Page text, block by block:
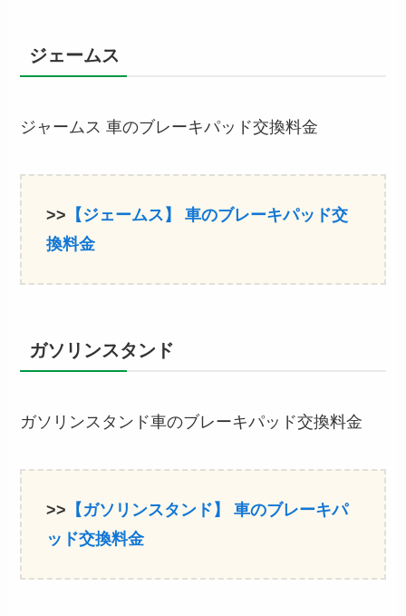
ジェームス
ジャームス 車のブレーキパッド交換料金
>> 【ジェームス】車のブレーキパッド交
換料金
ガソリンスタンド
ガソリンスタンド車のブレーキパッド交換料金
>> 【ガソリンスタンド】車のブレーキパ
ッド交換料金